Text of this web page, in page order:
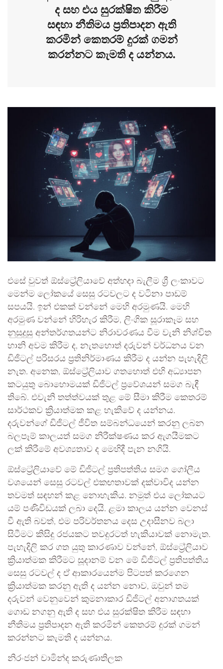
ද සහ එය සුරක්ෂිත කිරීම
සඳහා නීතිමය ප්‍රතිපාදන ඇති
කරමින් කෙතරම් දුරක් ගමන්
කරන්නට කැමති ද යන්නය.
එසේ වුවත් ඕස්ට්‍රේලියාවේ අත්හදා බැලීම ශ්‍රී ලංකාවට
මෙන්ම ලෝකයේ සෙසු රටවලට ද වටිනා පාඩම්
සපයයි. ඉන් එකක් වන්නේ මෙහි අරමුණයි. මෙහි
අරමුණ වන්නේ හිරිහැර කිරීම, ලිංගික සූරාකෑම සහ
නුසුදුසු අන්තර්ගතයන්ට නිරාවරණය වීම වැනි නිශ්චිත
හානි අවම කිරීම ද, නැතහොත් දරුවන් වර්ධනය වන
ඩිජිටල් පරිසරය ප්‍රතිනිර්මාණය කිරීම ද යන්න පැහැදිලි
නැත. අනෙක, ඕස්ට්‍රේලියාව ගතහොත් එහි අධ්‍යාපන
කටයුතු බොහොමයක් ඩිජිටල් ප්‍රවේශයන් සමග බැඳී
තිබේ. එවැනි තත්ත්වයක් තුළ මේ සීමා කිරීම කෙතරම්
සාර්ථකව ක්‍රියාත්මක කළ හැකිවේ ද යන්නය.
දරුවන්ගේ ඩිජිටල් ජීවිත සම්බන්ධයෙන් කරනු ලබන
බලපෑම් කාලයත් සමග නිරීක්ෂණය කර ඇගයීමකට
ලක් කිරීමේ අවශ්‍යතාව ද මෙහිදී පැන නගියි.
ඕස්ට්‍රේලියාවේ මේ ඩිජිටල් ප්‍රතිපත්තිය සමග ගෝලීය
වශයෙන් සෙසු රටවල් එකඟතාවක් දක්වාවිද යන්න
තවමත් සඳහන් කළ නොහැකිය. නමුත් එය ලෝකයට
යම් පණිවිඩයක් ලබා දෙයි. ළමා කාලය යන්න වෙනස්
වී ඇති බවත්, එම පරිවර්තනය දෙස උදාසීනව බලා
සිටීමට කිසිදු රජයකට තවදුරටත් හැකියාවක් නොමැත.
පැහැදිලි කර ගත යුතු කාරණාව වන්නේ, ඕස්ට්‍රේලියාව
ක්‍රියාත්මක කිරීමට සූදානම් වන මේ ඩිජිටල් ප්‍රතිපත්තිය
සෙසු රටවල් ද ඒ ආකාරයෙන්ම පිටපත් කරගෙන
ක්‍රියාත්මක කරනු ඇති ද යන්න නොව, ඔවුන් තම
දරුවන් වෙනුවෙන් කුමනාකාර ඩිජිටල් අනාගතයක්
ගොඩ නගනු ඇති ද සහ එය සුරක්ෂිත කිරීම සඳහා
නීතිමය ප්‍රතිපාදන ඇති කරමින් කෙතරම් දුරක් ගමන්
කරන්නට කැමති ද යන්නය.
නිරංජන් චාමින්ද කරුණාතිලක